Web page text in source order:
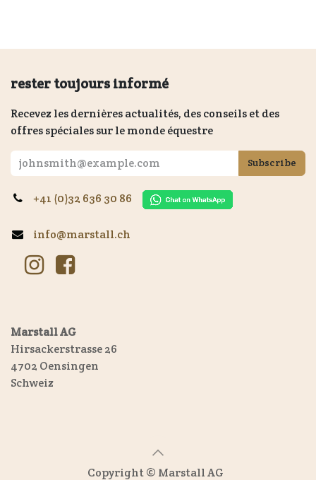
rester toujours informé
Recevez les dernières actualités, des conseils et des
offres spéciales sur le monde équestre
Subscribe
+41 (0)32 636 30 86
info@marstall.ch
Marstall AG
Hirsackerstrasse 26
4702 Oensingen
Schweiz
Copyright © Marstall AG